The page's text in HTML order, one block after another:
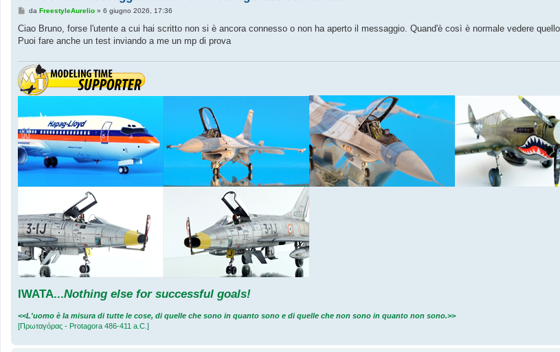
M
s
a
i
o
da FreestyleAurelio» 6 giugno 2026, 17:36
Ciao Bruno, forse l'utente a cui hai scritto non si è ancora connesso o non ha aperto il messaggio. Quand'è così è normale vedere
Puoi fare anche un test inviando a me un mp di prova
IWATA...Nothing else for successful goals!
<<L'uomo è la misura di tutte le cose, di quelle che sono in quanto sono e di quelle che non sono in quanto non sono.>>
[Πρωταγόρας - Protagora 486-411 a.C.]